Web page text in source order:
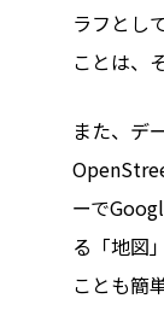
ラフとし
ことは、
また、デ
ーで
る「地図
ことも簡